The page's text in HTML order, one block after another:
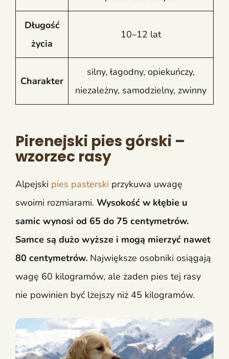
Długość
życia
10–12 lat
Charakter
silny, łagodny, opiekuńczy,
niezależny, samodzielny, zwinny
Pirenejski pies górski –
wzorzec rasy
Alpejski pies pasterski przykuwa uwagę
swoimi rozmiarami. Wysokość w kłębie u
samic wynosi od 65 do 75 centymetrów.
Samce są dużo wyższe i mogą mierzyć nawet
80 centymetrów. Największe osobniki osiągają
wagę 60 kilogramów, ale żaden pies tej rasy
nie powinien być lżejszy niż 45 kilogramów.